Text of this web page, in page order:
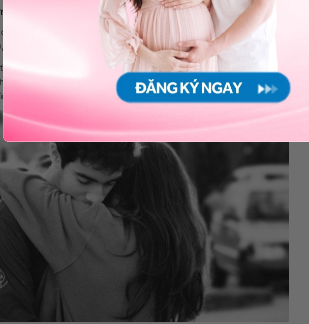
quan hệ tình dục
con đường quan hệ tình dục do tiếp xúc với tinh dịch, dịch âm đạo, máu
viêm gan B lây qua đường tình dục dễ hơn so với virus HIV từ 50 - 100 lần.
dục gây tổn thương niêm mạc, chảy máu thì nguy cơ lây nhiễm virus
Quan hệ tình dục đường miệng, đường hậu môn, quan hệ đồng giới nam,
hay quan hệ với trai, gái mại dâm.